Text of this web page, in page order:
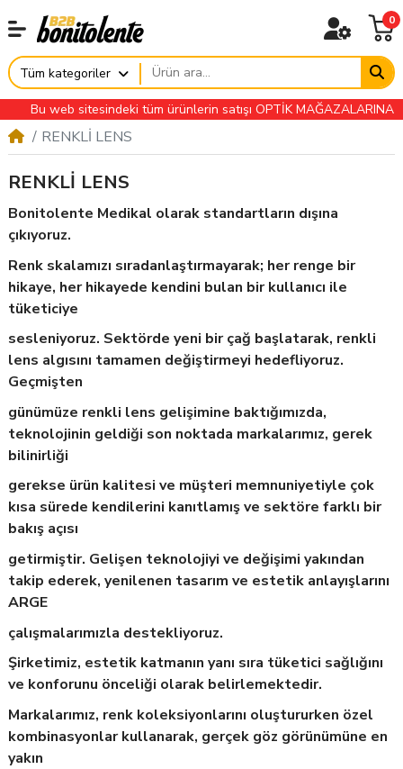
0
Tüm kategoriler
Bu web sitesindeki tüm ürünlerin satışı OPTİK MAĞAZALARINA
RENKLİ LENS
RENKLİ LENS
Bonitolente Medikal olarak standartların dışına
çıkıyoruz.
Renk skalamızı sıradanlaştırmayarak; her renge bir
hikaye, her hikayede kendini bulan bir kullanıcı ile
tüketiciye
sesleniyoruz. Sektörde yeni bir çağ başlatarak, renkli
lens algısını tamamen değiştirmeyi hedefliyoruz.
Geçmişten
günümüze renkli lens gelişimine baktığımızda,
teknolojinin geldiği son noktada markalarımız, gerek
bilinirliği
gerekse ürün kalitesi ve müşteri memnuniyetiyle çok
kısa sürede kendilerini kanıtlamış ve sektöre farklı bir
bakış açısı
getirmiştir. Gelişen teknolojiyi ve değişimi yakından
takip ederek, yenilenen tasarım ve estetik anlayışlarını
ARGE
çalışmalarımızla destekliyoruz.
Şirketimiz, estetik katmanın yanı sıra tüketici sağlığını
ve konforunu önceliği olarak belirlemektedir.
Markalarımız, renk koleksiyonlarını oluştururken özel
kombinasyonlar kullanarak, gerçek göz görünümüne en
yakın